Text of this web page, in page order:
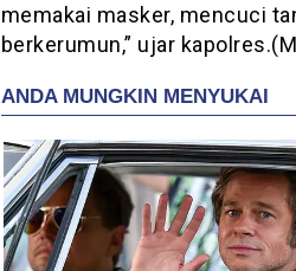
memakai masker, mencuci
berkerumun,” ujar